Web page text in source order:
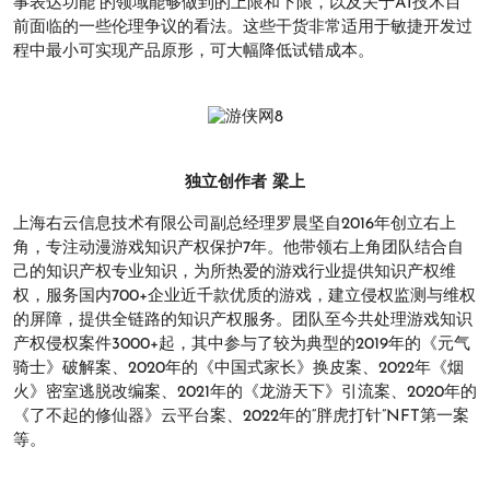
事表达功能”的领域能够做到的上限和下限，以及关于AI技术目
前面临的一些伦理争议的看法。这些干货非常适用于敏捷开发过
程中最小可实现产品原形，可大幅降低试错成本。
独立创作者 梁上
上海右云信息技术有限公司副总经理罗晨坚自2016年创立右上
角，专注动漫游戏知识产权保护7年。他带领右上角团队结合自
己的知识产权专业知识，为所热爱的游戏行业提供知识产权维
权，服务国内700+企业近千款优质的游戏，建立侵权监测与维权
的屏障，提供全链路的知识产权服务。团队至今共处理游戏知识
产权侵权案件3000+起，其中参与了较为典型的2019年的《元气
骑士》破解案、2020年的《中国式家长》换皮案、2022年《烟
火》密室逃脱改编案、2021年的《龙游天下》引流案、2020年的
《了不起的修仙器》云平台案、2022年的“胖虎打针”NFT第一案
等。